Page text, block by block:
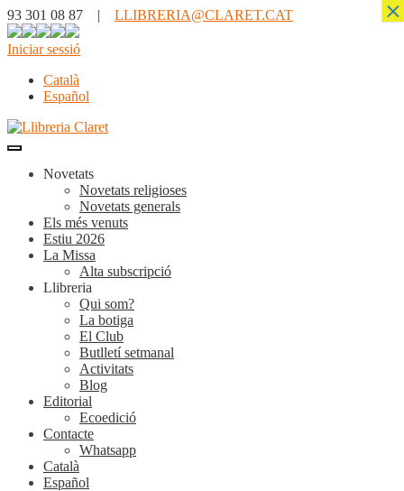
93 301 08 87 | LLIBRERIA@CLARET.CAT
Iniciar sessió
Català
Español
Novetats
Novetats religioses
Novetats generals
Els més venuts
Estiu 2026
La Missa
Alta subscripció
Llibreria
Qui som?
La botiga
El Club
Butlletí setmanal
Activitats
Blog
Editorial
Ecoedició
Contacte
Whatsapp
Català
Español
×